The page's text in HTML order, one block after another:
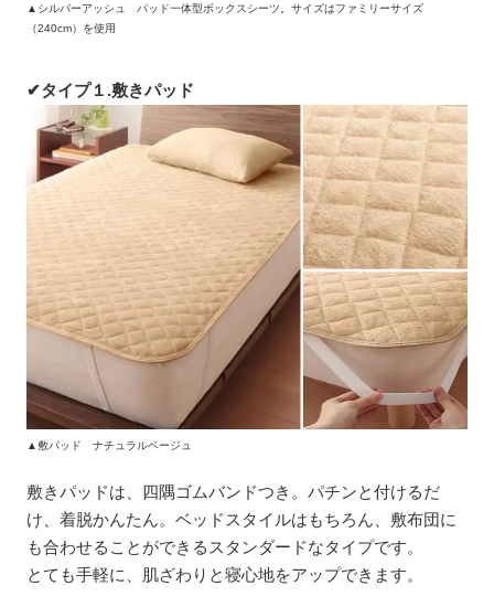
▲シルバーアッシュ パッド一体型ボックスシーツ。サイズはファミリーサイズ
（240cm）を使用
✔タイプ１.敷きパッド
▲敷パッド ナチュラルベージュ
敷きパッドは、四隅ゴムバンドつき。パチンと付けるだ
け、着脱かんたん。ベッドスタイルはもちろん、敷布団に
も合わせることができるスタンダードなタイプです。
とても手軽に、肌ざわりと寝心地をアップできます。